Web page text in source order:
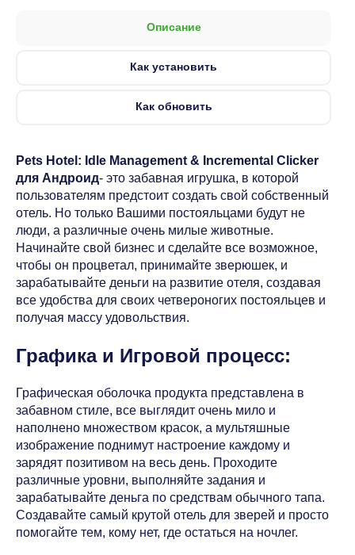
Описание
Как установить
Как обновить
Pets Hotel: Idle Management & Incremental Clicker
для Андроид- это забавная игрушка, в которой
пользователям предстоит создать свой собственный
отель. Но только Вашими постояльцами будут не
люди, а различные очень милые животные.
Начинайте свой бизнес и сделайте все возможное,
чтобы он процветал, принимайте зверюшек, и
зарабатывайте деньги на развитие отеля, создавая
все удобства для своих четвероногих постояльцев и
получая массу удовольствия.
Графика и Игровой процесс:
Графическая оболочка продукта представлена в
забавном стиле, все выглядит очень мило и
наполнено множеством красок, а мультяшные
изображение поднимут настроение каждому и
зарядят позитивом на весь день. Проходите
различные уровни, выполняйте задания и
зарабатывайте деньга по средствам обычного тапа.
Создавайте самый крутой отель для зверей и просто
помогайте тем, кому нет, где остаться на ночлег.